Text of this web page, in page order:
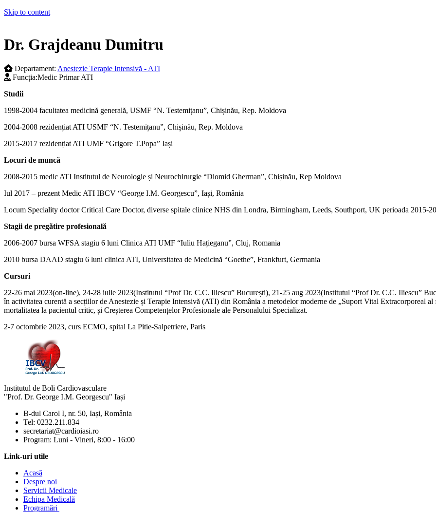
Skip to content
Dr. Grajdeanu Dumitru
Departament: Anestezie Terapie Intensivă - ATI
Funcția:Medic Primar ATI
Studii
1998-2004 facultatea medicină generală, USMF “N. Testemițanu”, Chișinău, Rep. Moldova
2004-2008 rezidențiat ATI USMF “N. Testemițanu”, Chișinău, Rep. Moldova
2015-2017 rezidențiat ATI UMF “Grigore T.Popa” Iași
Locuri de muncă
2008-2015 medic ATI Institutul de Neurologie și Neurochirurgie “Diomid Gherman”, Chișinău, Rep Moldova
Iul 2017 – prezent Medic ATI IBCV “George I.M. Georgescu”, Iași, România
Locum Speciality doctor Critical Care Doctor, diverse spitale clinice NHS din Londra, Birmingham, Leeds, Southport, UK perioada 2015-
Stagii de pregătire profesională
2006-2007 bursa WFSA stagiu 6 luni Clinica ATI UMF “Iuliu Hațieganu”, Cluj, Romania
2010 bursa DAAD stagiu 6 luni clinica ATI, Universitatea de Medicină “Goethe”, Frankfurt, Germania
Cursuri
22-26 mai 2023(on-line), 24-28 iulie 2023(Institutul “Prof Dr. C.C. Iliescu” București), 21-25 aug 2023(Institutul “Prof Dr. C.C. Iliescu”
în activitatea curentă a secțiilor de Anestezie și Terapie Intensivă (ATI) din România a metodelor moderne de „Suport Vital Extracorporeal
mortalitatea la pacientul critic, și Creșterea Competențelor Profesionale ale Personalului Specializat.
2-7 octombrie 2023, curs ECMO, spital La Pitie-Salpetriere, Paris
Institutul de Boli Cardiovasculare
"Prof. Dr. George I.M. Georgescu" Iași
B-dul Carol I, nr. 50, Iași, România
Tel: 0232.211.834
secretariat@cardioiasi.ro
Program: Luni - Vineri, 8:00 - 16:00
Link-uri utile
Acasă
Despre noi
Servicii Medicale
Echipa Medicală
Programări